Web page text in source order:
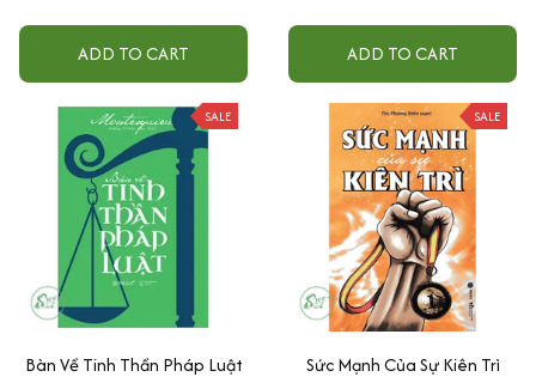
ADD TO CART ADD TO CART
SALE
Bàn Về Tinh Thần Pháp Luật
SALE
Sức Mạnh Của Sự Kiên Trì